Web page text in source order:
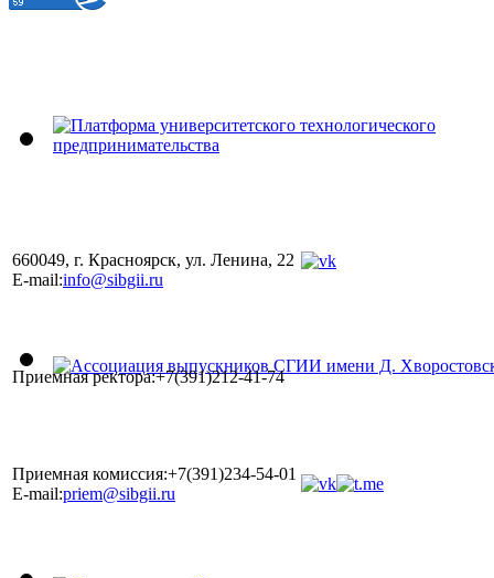
660049, г. Красноярск, ул. Ленина, 22
E-mail:info@sibgii.ru
Приемная ректора:+7(391)212-41-74
Приемная комиссия:+7(391)234-54-01
E-mail:priem@sibgii.ru